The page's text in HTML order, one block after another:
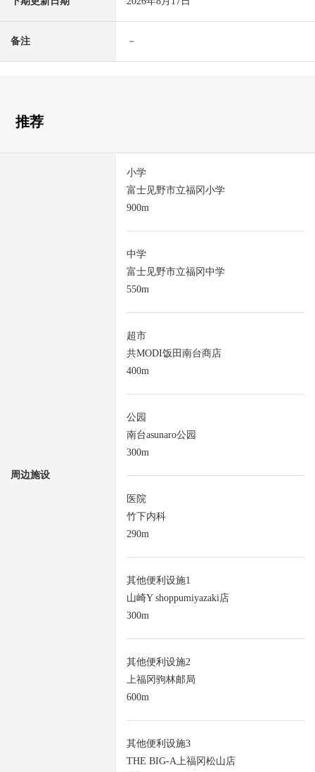
备注 －
推荐
周边施设
小学
富士见野市立福冈小学
900m
中学
富士见野市立福冈中学
550m
超市
共MODI饭田南台商店
400m
公园
南台asunaro公园
300m
医院
竹下内科
290m
其他便利设施1
山崎Y shoppumiyazaki店
300m
其他便利设施2
上福冈驹林邮局
600m
其他便利设施3
THE BIG-A上福冈松山店